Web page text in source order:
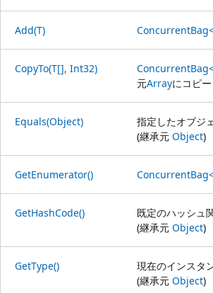
Add(T)
CopyTo(T[], Int32)
元Arrayにコピー
Equals(Object)
指定したオブジ
(継承元 Object)
GetEnumerator()
GetHashCode()
既定のハッシュ
(継承元 Object)
GetType() 現在のインスタ
(継承元 Object)